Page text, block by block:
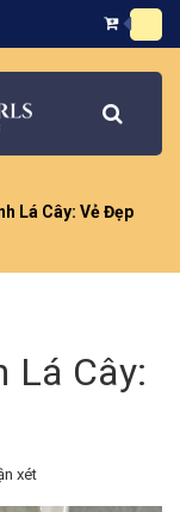
Lá Cây: Vẻ Đẹp
Lá Cây:
xét